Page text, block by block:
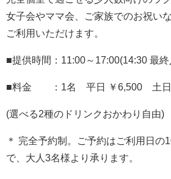
女子会やママ会、ご家族でのお祝い
ご利用いただけます。
■提供時間：11:00～17:00(14:30 最
■料金 ：1名 平日 ￥6,500 土日
(選べる2種のドリンクおかわり自由)
＊ 完全予約制。ご予約はご利用日の
で、大人3名様より承ります。